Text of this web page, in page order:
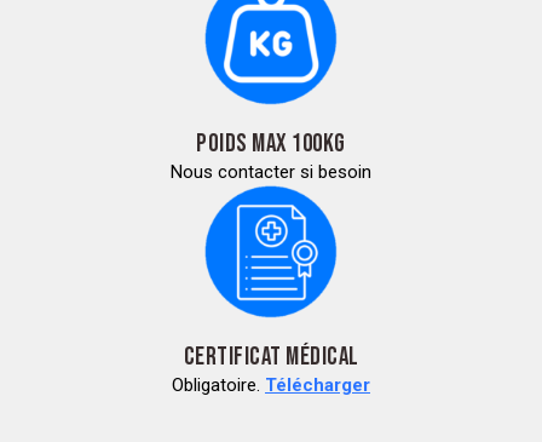
POIDS MAX 100KG
Nous contacter si besoin
CERTIFICAT MÉDICAL
Obligatoire. Télécharger